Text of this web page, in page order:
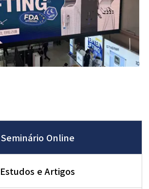
Seminário Online
Estudos e Artigos